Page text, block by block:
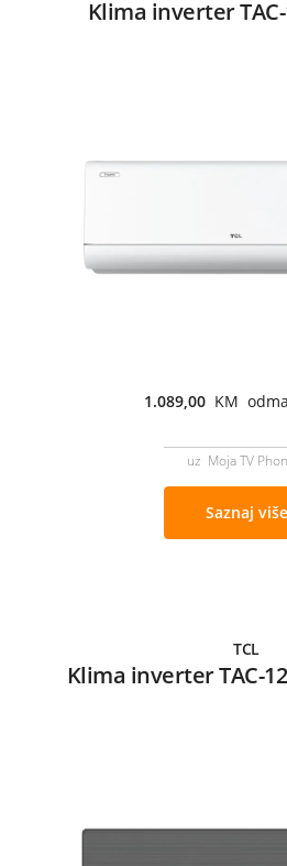
Klima inverter TAC-
1.089,00 KM
uz Moja TV
Saznaj više
TCL
Klima inverter TAC-